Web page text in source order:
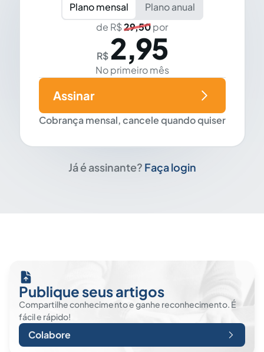
Plano mensal
Plano anual
de R$29,50por
R$ 2,95
No primeiro mês
Cobrança mensal, cancele quando quiser
Assinar
Já é assinante? Faça login
Publique seus artigos
Compartilhe conhecimento e ganhe reconhecimento. É
fácil e rápido!
Colabore